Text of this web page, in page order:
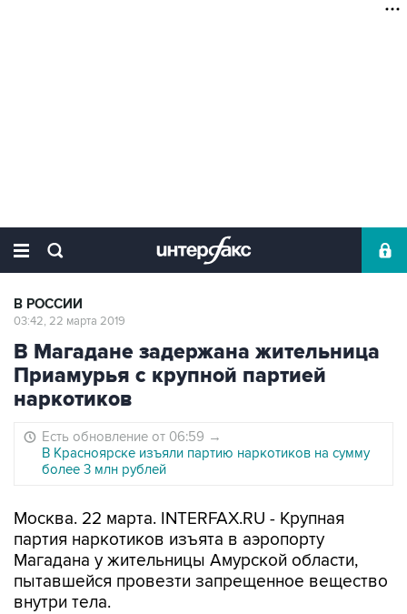
В РОССИИ
03:42, 22 марта 2019
В Магадане задержана жительница
Приамурья с крупной партией
наркотиков
Есть обновление от 06:59 →
В Красноярске изъяли партию наркотиков на сумму
более 3 млн рублей
Москва. 22 марта. INTERFAX.RU - Крупная
партия наркотиков изъята в аэропорту
Магадана у жительницы Амурской области,
пытавшейся провезти запрещенное вещество
внутри тела.